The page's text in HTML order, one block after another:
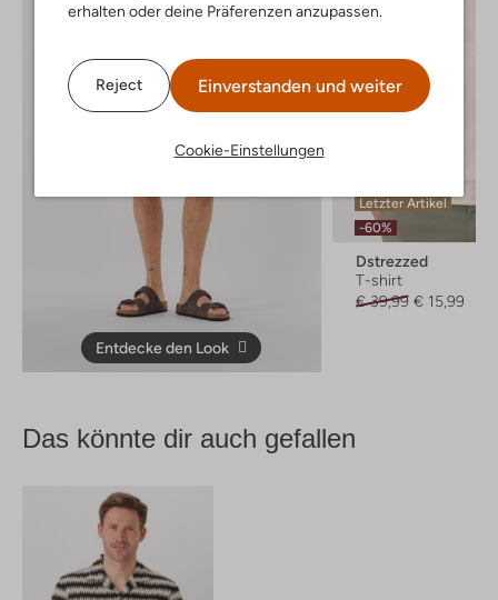
erhalten oder deine Präferenzen anzupassen.
Reject Einverstanden und weiter
Cookie-Einstellungen
Entdecke den Look
Letzter Artikel
-60%
Dstrezzed
T-shirt
€ 39,99 € 15,99
Das könnte dir auch gefallen